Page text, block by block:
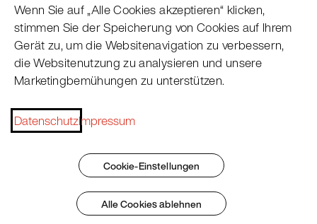
Pacojet Newsletter
Möchten Sie regelmäßig über Neuigkeiten,
Laufenden bleiben?
Jetzt abonnieren
Wenn Sie auf „Alle Cookies akzeptieren“ klicken,
stimmen Sie der Speicherung von Cookies auf Ihrem
Gerät zu, um die Websitenavigation zu verbessern,
die Websitenutzung zu analysieren und unsere
Marketingbemühungen zu unterstützen.
DatenschutzImpressum
Cookie-Einstellungen
Alle Cookies ablehnen